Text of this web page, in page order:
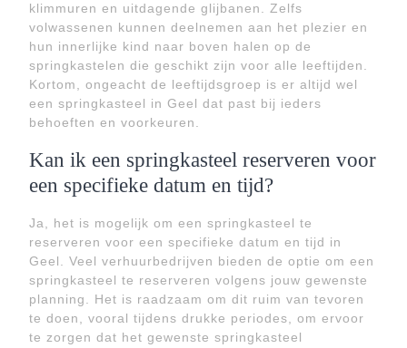
klimmuren en uitdagende glijbanen. Zelfs
volwassenen kunnen deelnemen aan het plezier en
hun innerlijke kind naar boven halen op de
springkastelen die geschikt zijn voor alle leeftijden.
Kortom, ongeacht de leeftijdsgroep is er altijd wel
een springkasteel in Geel dat past bij ieders
behoeften en voorkeuren.
Kan ik een springkasteel reserveren voor
een specifieke datum en tijd?
Ja, het is mogelijk om een springkasteel te
reserveren voor een specifieke datum en tijd in
Geel. Veel verhuurbedrijven bieden de optie om een
springkasteel te reserveren volgens jouw gewenste
planning. Het is raadzaam om dit ruim van tevoren
te doen, vooral tijdens drukke periodes, om ervoor
te zorgen dat het gewenste springkasteel